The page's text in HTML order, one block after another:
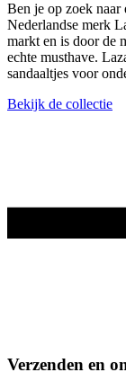
Ben je op zoek naar
Nederlandse merk
markt en is door de
echte musthave.
sandaaltjes voor
Bekijk de collectie
Verzenden en